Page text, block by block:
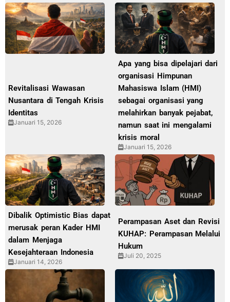
Revitalisasi Wawasan
Nusantara di Tengah Krisis
Identitas
Januari 15, 2026
Apa yang bisa dipelajari dari
organisasi Himpunan
Mahasiswa Islam (HMI)
sebagai organisasi yang
melahirkan banyak pejabat,
namun saat ini mengalami
krisis moral
Januari 15, 2026
Dibalik Optimistic Bias dapat
merusak peran Kader HMI
dalam Menjaga
Kesejahteraan Indonesia
Januari 14, 2026
Perampasan Aset dan Revisi
KUHAP: Perampasan Melalui
Hukum
Juli 20, 2025